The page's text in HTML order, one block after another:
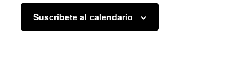
Suscríbete al calendario